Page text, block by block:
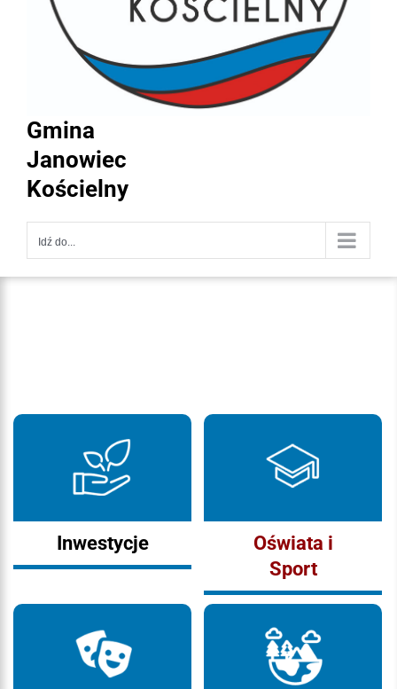
Gmina
Janowiec
Kościelny
Idź do...
Inwestycje
Oświata i
Sport